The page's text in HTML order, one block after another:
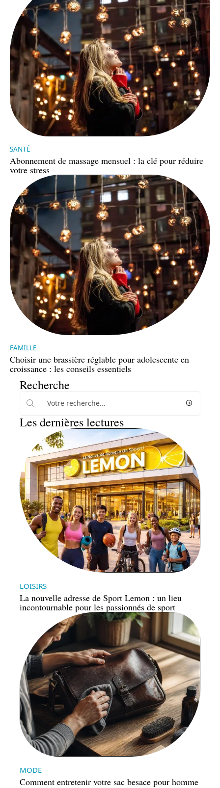
SANTÉ
Abonnement de massage mensuel : la clé pour réduire
votre stress
FAMILLE
Choisir une brassière réglable pour adolescente en
croissance : les conseils essentiels
Recherche
Les dernières lectures
LOISIRS
La nouvelle adresse de Sport Lemon : un lieu
incontournable pour les passionnés de sport
MODE
Comment entretenir votre sac besace pour homme